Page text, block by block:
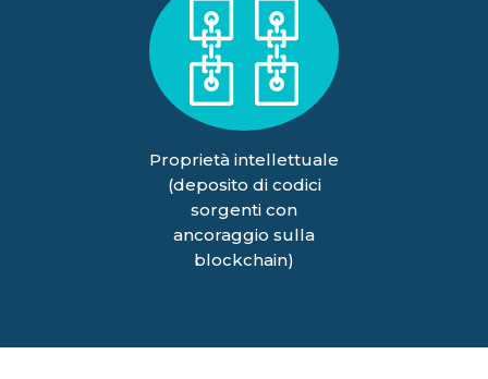
Proprietà intellettuale
(deposito di codici
sorgenti con
ancoraggio sulla
blockchain)